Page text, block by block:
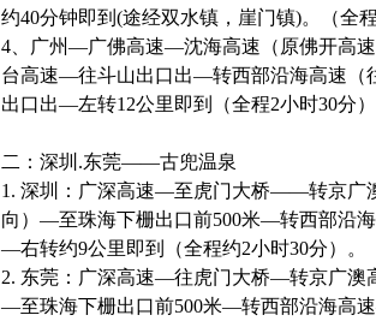
约40分钟即到(途经双水镇，崖门镇)。（全
4、广州—广佛高速—沈海高速（原佛开高
台高速—往斗山出口出—转西部沿海高速（
出口出—左转12公里即到（全程2小时30分
二：深圳.东莞——古兜温泉
1. 深圳：广深高速—至虎门大桥——转京广
向）—至珠海下栅出口前500米—转西部沿
—右转约9公里即到（全程约2小时30分）。
2. 东莞：广深高速—往虎门大桥—转京广澳
—至珠海下栅出口前500米—转西部沿海高